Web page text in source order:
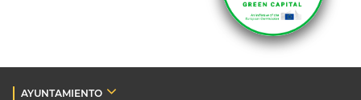
AYUNTAMIENTO